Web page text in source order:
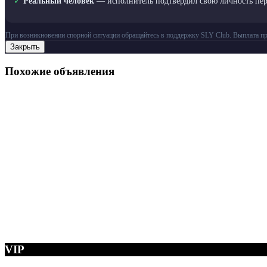
При возникновении спорной ситуации обращайтесь в поддержку SLY Club. Выплата
Закрыть
Похожие объявления
VIP